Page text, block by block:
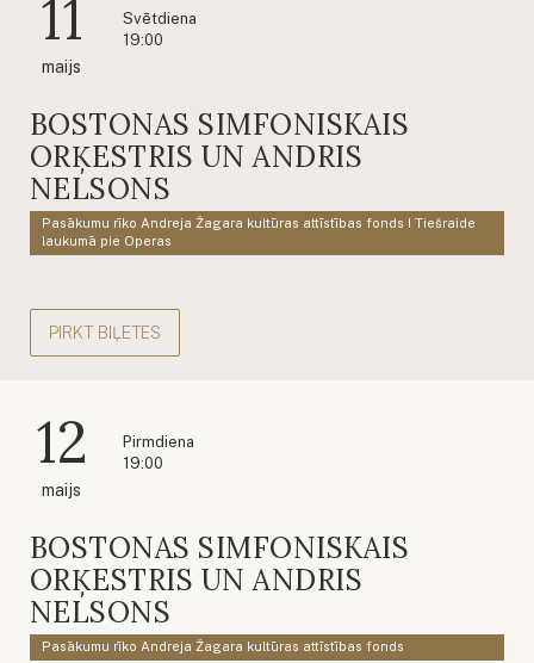
11
maijs
Svētdiena
19:00
BOSTONAS SIMFONISKAIS
ORĶESTRIS UN ANDRIS
NELSONS
Pasākumu rīko Andreja Žagara kultūras attīstības fonds I Tiešraide
laukumā pie Operas
PIRKT BIĻETES
12
maijs
Pirmdiena
19:00
BOSTONAS SIMFONISKAIS
ORĶESTRIS UN ANDRIS
NELSONS
Pasākumu rīko Andreja Žagara kultūras attīstības fonds